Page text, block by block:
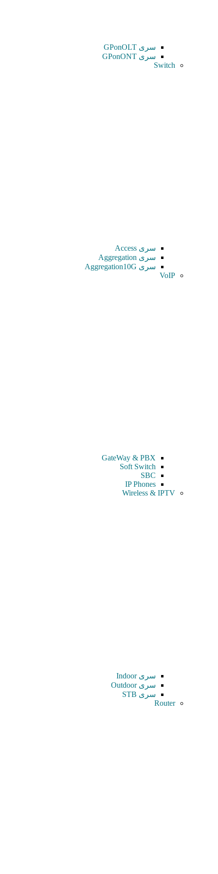
سری GPonOLT
سری GPonONT
Switch
سری Access
سری Aggregation
سری Aggregation10G
VoIP
GateWay & PBX
Soft Switch
SBC
IP Phones
Wireless & IPTV
سری Indoor
سری Outdoor
سری STB
Router